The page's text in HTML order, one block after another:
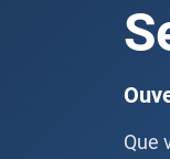
Que